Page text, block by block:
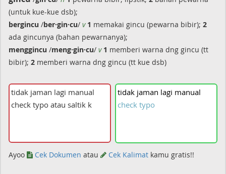
(untuk kue-kue dsb);
bergincu /ber·gin·cu/ v 1 memakai gincu (pewarna bibir); 2
ada gincunya (bahan pewarnanya);
menggincu /meng·gin·cu/ v 1 memberi warna dng gincu (tt
bibir); 2 memberi warna dng gincu (tt kue dsb)
tidak jaman lagi manual
check typo
Ayoo Cek Dokumen atau Cek Kalimat kamu gratis!!